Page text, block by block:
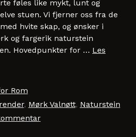
føles like mykt, lunt og
stuen. Vi fjerner oss fra de
hvite skap, og ønsker i
og fargerik naturstein
Hovedpunkter for … Les
Rom
, Mørk Valnøtt, Naturstein